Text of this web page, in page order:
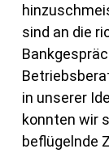
sind an die
in unserer
konnten wir
beflügelnde